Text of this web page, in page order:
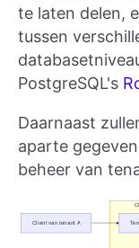
te laten delen,
tussen
PostgreSQL's
Daarnaast
aparte
beheer van